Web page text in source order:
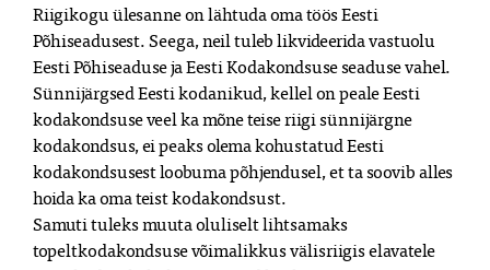
Riigikogu ülesanne on lähtuda oma töös Eesti
Põhiseadusest. Seega, neil tuleb likvideerida vastuolu
Eesti Põhiseaduse ja Eesti Kodakondsuse seaduse vahel.
Sünnijärgsed Eesti kodanikud, kellel on peale Eesti
kodakondsuse veel ka mõne teise riigi sünnijärgne
kodakondsus, ei peaks olema kohustatud Eesti
kodakondsusest loobuma põhjendusel, et ta soovib alles
hoida ka oma teist kodakondsust.
Samuti tuleks muuta oluliselt lihtsamaks
topeltkodakondsuse võimalikkus välisriigis elavatele